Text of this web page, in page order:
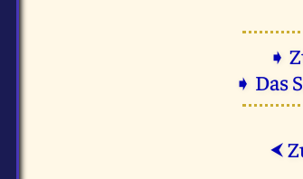
➧
➧ Das
⮜